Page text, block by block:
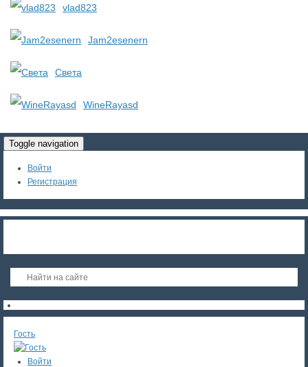
vlad823
Jam2esenern
Света
WineRayasd
Toggle navigation
Войти
Регистрация
Гость
Войти